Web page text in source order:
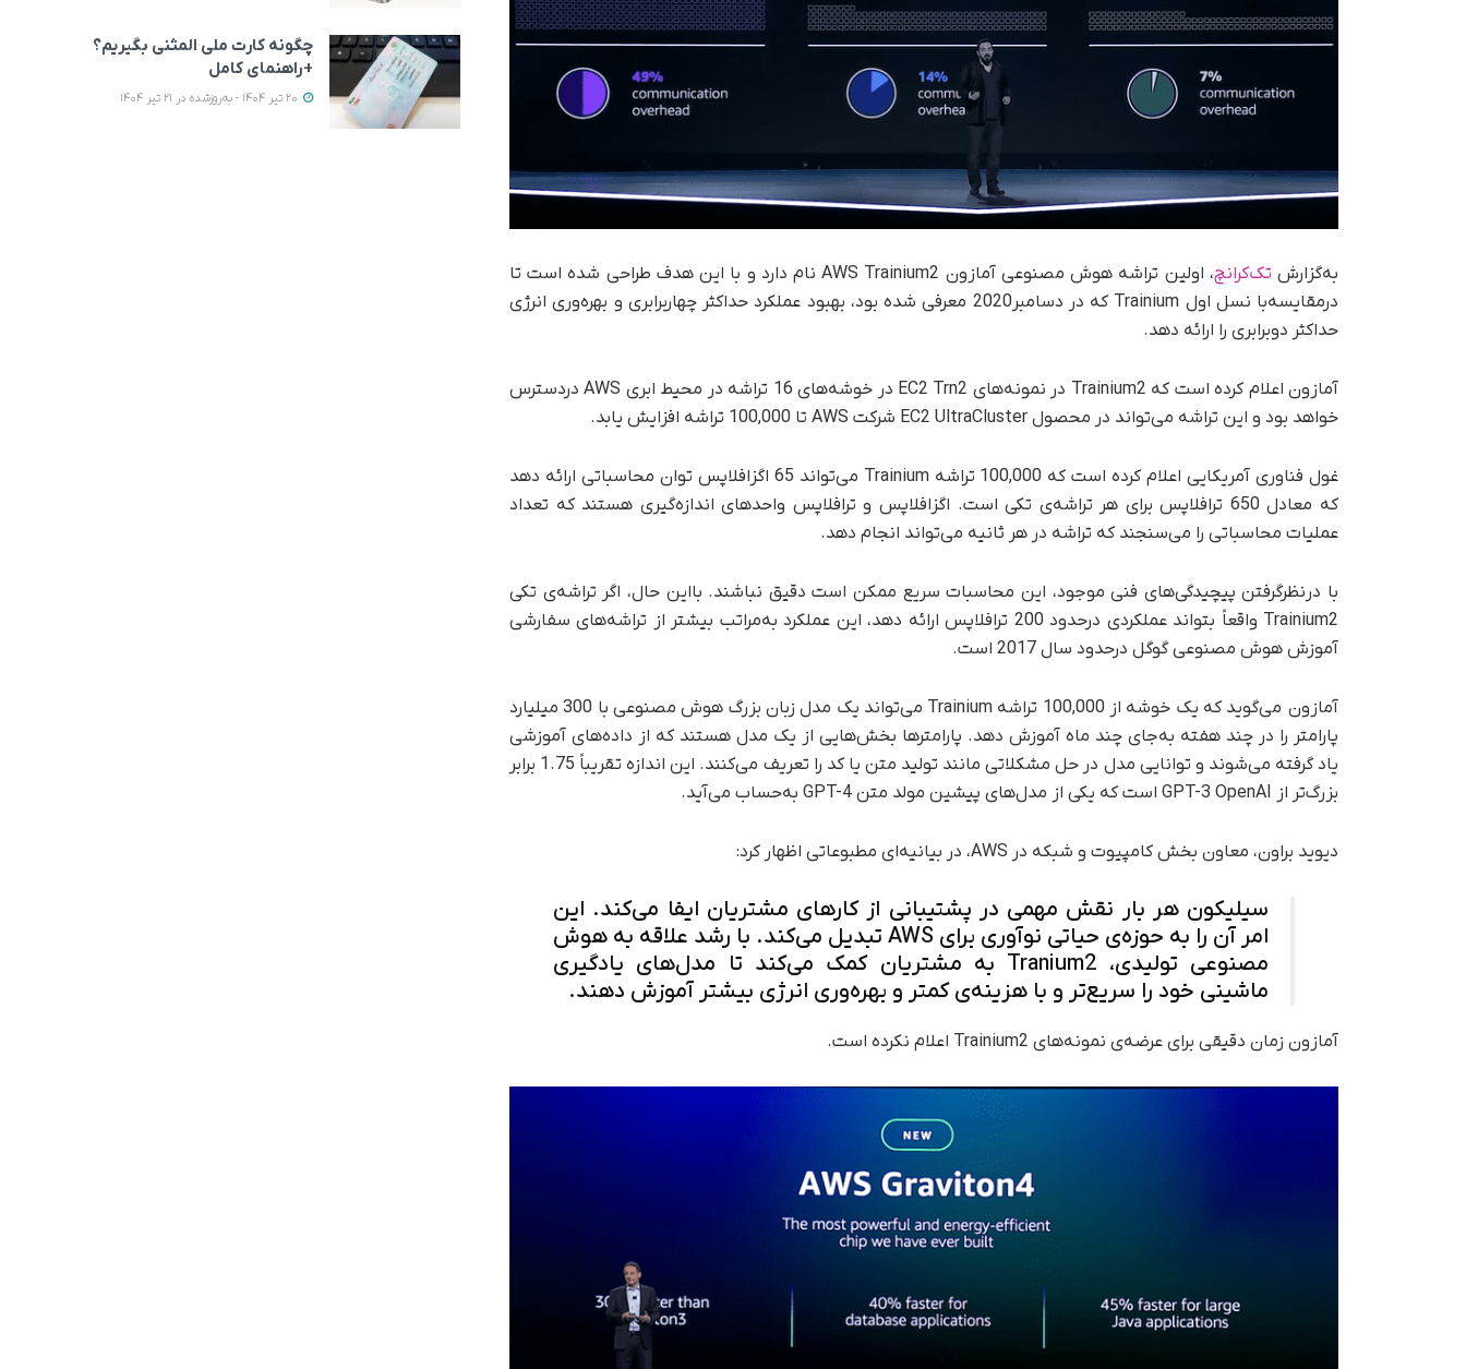
به‌گزارش تک‌کرانچ
، اولین تراشه‌ هوش مصنوعی آمازون AWS Trainium2 نام دارد و با این هدف طراحی شده است تا
درمقایسه‌با نسل اول Trainium که در دسامبر‌2020 معرفی شده بود، بهبود عملکرد حداکثر چهاربرابری و بهره‌وری انرژی
حداکثر دوبرابری را ارائه دهد.
آمازون اعلام کرده است که Trainium2 در نمونه‌های EC2 Trn2 در خوشه‌های 16 تراشه در محیط ابری AWS دردسترس
خواهد بود و این تراشه می‌تواند در محصول EC2 UltraCluster شرکت AWS تا 100,000 تراشه افزایش یابد.
غول فناوری آمریکایی اعلام کرده است که 100,000 تراشه Trainium می‌تواند 65 اگزافلاپس توان محاسباتی ارائه دهد
که معادل 650 ترافلاپس برای هر تراشه‌ی تکی است. اگزافلاپس و ترافلاپس واحدهای اندازه‌گیری هستند که تعداد
عملیات محاسباتی را می‌سنجند که تراشه در هر ثانیه می‌تواند انجام دهد.
با در‌نظر‌گرفتن پیچیدگی‌های فنی موجود، این محاسبات سریع ممکن است دقیق نباشند. با‌این حال، اگر تراشه‌ی تکی
Trainium2 واقعاً بتواند عملکردی درحدود 200 ترافلاپس ارائه دهد، این عملکرد به‌مراتب بیشتر از تراشه‌های سفارشی
آموزش هوش مصنوعی گوگل در‌حدود سال 2017 است.
آمازون می‌گوید که یک خوشه از 100,000 تراشه Trainium می‌تواند یک مدل زبان بزرگ هوش مصنوعی با 300 میلیارد
پارامتر را در چند هفته به‌جای چند ماه آموزش دهد. پارامترها بخش‌هایی از یک مدل هستند که از داده‌های آموزشی
یاد گرفته می‌شوند و توانایی مدل در حل مشکلاتی مانند تولید متن یا کد را تعریف می‌کنند. این اندازه تقریباً 1.75 برابر
بزرگ‌تر از GPT-3 OpenAI است که یکی از مدل‌های پیشین مولد متن GPT-4 به‌حساب می‌آید.
دیوید براون، معاون بخش کامپیوت و شبکه در AWS، در بیانیه‌ای مطبوعاتی اظهار کرد:
سیلیکون هر بار نقش مهمی در پشتیبانی از کارهای مشتریان ایفا می‌کند. این
امر آن را به حوزه‌ی حیاتی نوآوری برای AWS تبدیل می‌کند. با رشد علاقه به هوش
مصنوعی تولیدی، Tranium2 به مشتریان کمک می‌کند تا مدل‌های یادگیری
ماشینی خود را سریع‌تر و با هزینه‌ی کمتر و بهره‌وری انرژی بیشتر آموزش دهند.
آمازون زمان دقیقی برای عرضه‌ی نمونه‌های Trainium2 اعلام نکرده است.
چگونه کارت ملی المثنی بگیریم؟
+راهنمای کامل